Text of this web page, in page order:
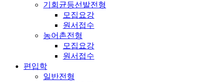
기회균등선발전형
모집요강
원서접수
농어촌전형
모집요강
원서접수
편입학
일반전형